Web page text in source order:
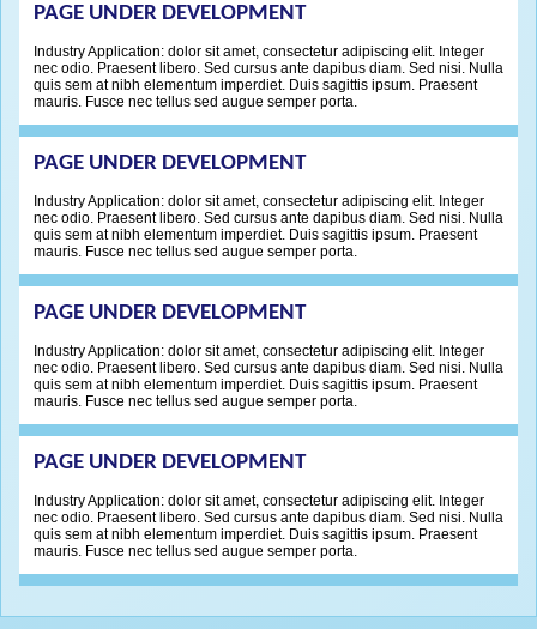
PAGE UNDER DEVELOPMENT
Industry Application: dolor sit amet, consectetur adipiscing elit. Integer
nec odio. Praesent libero. Sed cursus ante dapibus diam. Sed nisi. Nulla
quis sem at nibh elementum imperdiet. Duis sagittis ipsum. Praesent
mauris. Fusce nec tellus sed augue semper porta.
PAGE UNDER DEVELOPMENT
Industry Application: dolor sit amet, consectetur adipiscing elit. Integer
nec odio. Praesent libero. Sed cursus ante dapibus diam. Sed nisi. Nulla
quis sem at nibh elementum imperdiet. Duis sagittis ipsum. Praesent
mauris. Fusce nec tellus sed augue semper porta.
PAGE UNDER DEVELOPMENT
Industry Application: dolor sit amet, consectetur adipiscing elit. Integer
nec odio. Praesent libero. Sed cursus ante dapibus diam. Sed nisi. Nulla
quis sem at nibh elementum imperdiet. Duis sagittis ipsum. Praesent
mauris. Fusce nec tellus sed augue semper porta.
PAGE UNDER DEVELOPMENT
Industry Application: dolor sit amet, consectetur adipiscing elit. Integer
nec odio. Praesent libero. Sed cursus ante dapibus diam. Sed nisi. Nulla
quis sem at nibh elementum imperdiet. Duis sagittis ipsum. Praesent
mauris. Fusce nec tellus sed augue semper porta.